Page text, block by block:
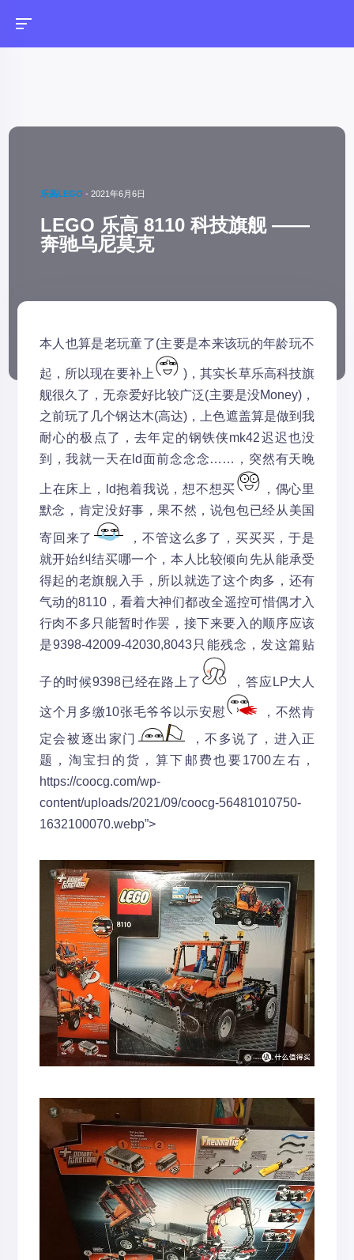
乐高LEGO -2021年6月6日
LEGO 乐高 8110 科技旗舰 ——
奔驰乌尼莫克
本人也算是老玩童了(主要是本来该玩的年龄玩不
起，所以现在要补上
)，其实长草乐高科技旗
舰很久了，无奈爱好比较广泛(主要是没Money)，
之前玩了几个钢达木(高达)，上色遮盖算是做到我
耐心的极点了，去年定的钢铁侠mk42迟迟也没
到，我就一天在ld面前念念念……，突然有天晚
上在床上，ld抱着我说，想不想买
，偶心里
默念，肯定没好事，果不然，说包包已经从美国
寄回来了
，不管这么多了，买买买，于是
就开始纠结买哪一个，本人比较倾向先从能承受
得起的老旗舰入手，所以就选了这个肉多，还有
气动的8110，看着大神们都改全遥控可惜偶才入
行肉不多只能暂时作罢，接下来要入的顺序应该
是9398-42009-42030,8043只能残念，发这篇贴
子的时候9398已经在路上了 ，答应LP大人
这个月多缴10张毛爷爷以示安慰
，不然肯
定会被逐出家门
，不多说了，进入正
题，淘宝扫的货，算下邮费也要1700左右，
https://coocg.com/wp-
content/uploads/2021/09/coocg-56481010750-
1632100070.webp”>